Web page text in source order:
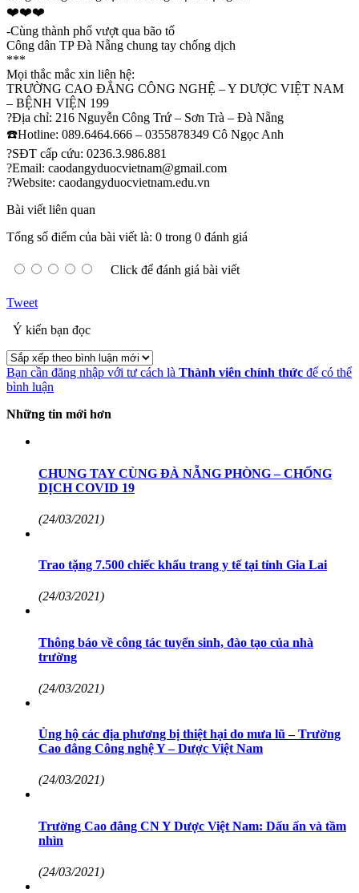
❤️❤️❤️
-Cùng thành phố vượt qua bão tố
Công dân TP Đà Nẵng chung tay chống dịch
***
Mọi thắc mắc xin liên hệ:
TRƯỜNG CAO ĐẲNG CÔNG NGHỆ – Y DƯỢC VIỆT NAM
– BỆNH VIỆN 199
?Địa chỉ: 216 Nguyễn Công Trứ – Sơn Trà – Đà Nẵng
☎️Hotline: 089.6464.666 – 0355878349 Cô Ngọc Anh
?SĐT cấp cứu: 0236.3.986.881
?Email: caodangyduocvietnam@gmail.com
?Website: caodangyduocvietnam.edu.vn
Bài viết liên quan
Tổng số điểm của bài viết là: 0 trong 0 đánh giá
Click để đánh giá bài viết
Tweet
Ý kiến bạn đọc
Bạn cần đăng nhập với tư cách là Thành viên chính thức để có thể
bình luận
Những tin mới hơn
CHUNG TAY CÙNG ĐÀ NẴNG PHÒNG – CHỐNG
DỊCH COVID 19
(24/03/2021)
Trao tặng 7.500 chiếc khẩu trang y tế tại tỉnh Gia Lai
(24/03/2021)
Thông báo về công tác tuyển sinh, đào tạo của nhà
trường
(24/03/2021)
Ủng hộ các địa phương bị thiệt hại do mưa lũ – Trường
Cao đẳng Công nghệ Y – Dược Việt Nam
(24/03/2021)
Trường Cao đẳng CN Y Dược Việt Nam: Dấu ấn và tầm
nhìn
(24/03/2021)